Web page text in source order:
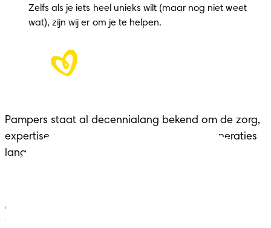
Zelfs als je iets heel unieks wilt (maar nog niet weet
wat), zijn wij er om je te helpen.
Pampers staat al decennialang bekend om de zorg,
expertise en het comfort dat het merk al generaties
lang biedt aan gezinnen in elke belangrijke fase.
ONZE HULPMIDDELEN VOOR
JOUW ZWANGERSCHAP